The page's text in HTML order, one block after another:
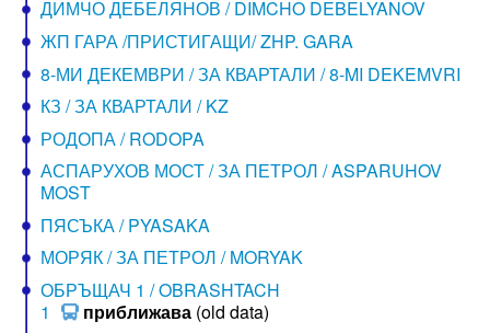
ДИМЧО ДЕБЕЛЯНОВ / DIMCHO DEBELYANOV
ЖП ГАРА /ПРИСТИГАЩИ/ ZHP. GARA
8-МИ ДЕКЕМВРИ / ЗА КВАРТАЛИ / 8-MI DEKEMVRI
КЗ / ЗА КВАРТАЛИ / KZ
РОДОПА / RODOPA
АСПАРУХОВ МОСТ / ЗА ПЕТРОЛ / ASPARUHOV
MOST
ПЯСЪКА / PYASAKA
МОРЯК / ЗА ПЕТРОЛ / MORYAK
ОБРЪЩАЧ 1 / OBRASHTACH
1
приближава(old data)